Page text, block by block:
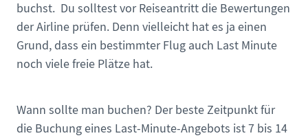
buchst. Du solltest vor Reiseantritt die Bewertungen
der Airline prüfen. Denn vielleicht hat es ja einen
Grund, dass ein bestimmter Flug auch Last Minute
noch viele freie Plätze hat.
Wann sollte man buchen? Der beste Zeitpunkt für
die Buchung eines Last-Minute-Angebots ist 7 bis 14